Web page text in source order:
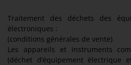
Traitement des déchets des
électroniques :
(conditions générales de vente)
Les appareils et instruments
(déchet d’équipement électrique